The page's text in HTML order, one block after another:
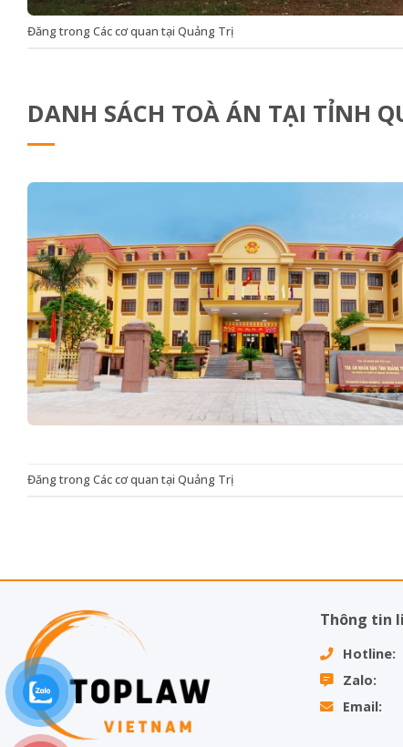
Đăng trongCác cơ quan tại Quảng Trị
DANH SÁCH TOÀ ÁN TẠI TỈNH
Đăng trongCác cơ quan tại Quảng Trị
Thông tin
Hotline:
Zalo:
Email: